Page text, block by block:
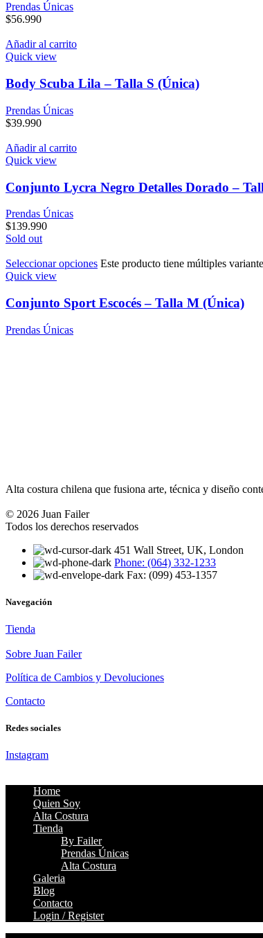
Prendas Únicas
$56.990
Añadir al carrito
Quick view
Body Scuba Lila – Talla S (Única)
Prendas Únicas
$39.990
Añadir al carrito
Quick view
Conjunto Lycra Negro Detalles Dorado –
Prendas Únicas
$139.990
Sold out
Seleccionar opciones Este producto tiene múltiples
Quick view
Conjunto Sport Escocés – Talla M (Única)
Prendas Únicas
Alta costura chilena que fusiona arte, técnica y diseño
© 2026 Juan Failer
Todos los derechos reservados
451 Wall Street, UK, London
Phone: (064) 332-1233
Fax: (099) 453-1357
Navegación
Tienda
Sobre Juan Failer
Política de Cambios y Devoluciones
Contacto
Redes sociales
Instagram
Home
Quien Soy
Alta Costura
Tienda
By Failer
Prendas Únicas
Alta Costura
Galeria
Blog
Contacto
Login / Register